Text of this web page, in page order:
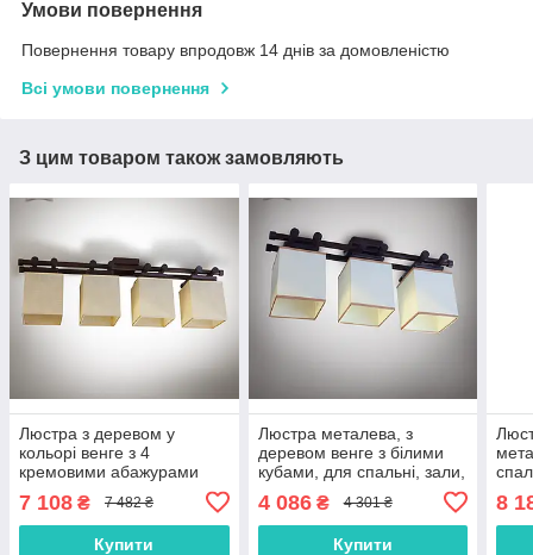
Умови повернення
Повернення товару впродовж 14 днів за домовленістю
Всі умови повернення
З цим товаром також замовляють
Люстра з деревом у
кольорі венге з 4
кремовими абажурами
передпокою
7 108 ₴ 7 482 ₴
Купити
Люстра металева, з
деревом венге з білими
кубами, для спальні, зали,
4 086₴ 4 301 ₴
Купити
8